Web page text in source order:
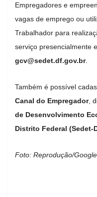
Empregadores e
vagas de emprego ou
Trabalhador para
serviço presencialmente
gcv@sedet.df.gov.br.
Também é possível
Canal do Empregador,
de Desenvolvimento
Distrito Federal (Sedet-
Foto: Reprodução/